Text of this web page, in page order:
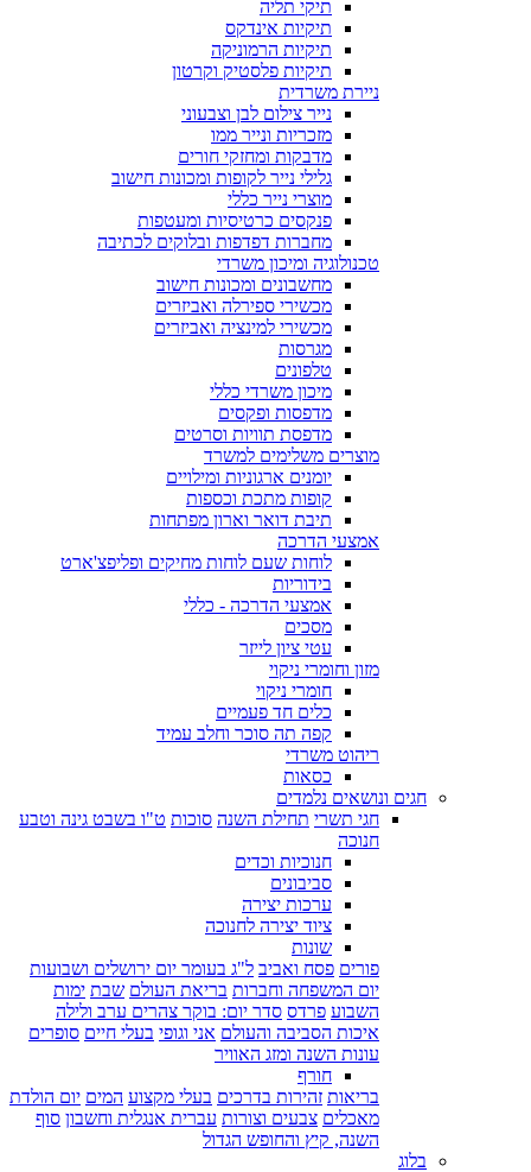
תיקי תליה
תיקיות אינדקס
תיקיות הרמוניקה
תיקיות פלסטיק וקרטון
ניירת משרדית
נייר צילום לבן וצבעוני
מזכריות ונייר ממו
מדבקות ומחזקי חורים
גלילי נייר לקופות ומכונות חישוב
מוצרי נייר כללי
פנקסים כרטיסיות ומעטפות
מחברות דפדפות ובלוקים לכתיבה
טכנולוגיה ומיכון משרדי
מחשבונים ומכונות חישוב
מכשירי ספירלה ואביזרים
מכשירי למינציה ואביזרים
מגרסות
טלפונים
מיכון משרדי כללי
מדפסות ופקסים
מדפסת תוויות וסרטים
מוצרים משלימים למשרד
יומנים ארגוניות ומילויים
קופות מתכת וכספות
תיבת דואר וארון מפתחות
אמצעי הדרכה
לוחות שעם לוחות מחיקים ופליפצ'ארט
בידוריות
אמצעי הדרכה - כללי
מסכים
עטי ציון לייזר
מזון וחומרי ניקוי
חומרי ניקוי
כלים חד פעמיים
קפה תה סוכר וחלב עמיד
ריהוט משרדי
כסאות
חגים ונושאים נלמדים
חגי תשרי תחילת השנה סוכות ט"ו בשבט גינה וטבע
חנוכה
חנוכיות וכדים
סביבונים
ערכות יצירה
ציוד יצירה לחנוכה
שונות
פורים פסח ואביב ל"ג בעומר יום ירושלים ושבועות
יום המשפחה וחברות בריאת העולם שבת ימות
השבוע פרדס סדר יום: בוקר צהרים ערב ולילה
איכות הסביבה והעולם אני וגופי בעלי חיים סופרים
עונות השנה ומזג האוויר
חורף
בריאות זהירות בדרכים בעלי מקצוע המים יום הולדת
מאכלים צבעים וצורות עברית אנגלית וחשבון סוף
השנה, קיץ והחופש הגדול
בלוג